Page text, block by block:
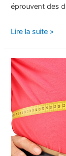
éprouvent des
À
ressemble
la
douleur
de
la
sclérose
en
plaques
Lire la suite »